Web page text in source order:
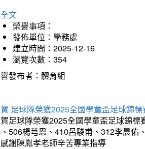
文
榮譽事項：
發佈單位：學務處
建立時間：2025-12-16
瀏覽次數：354
發布者：體育組
足球隊榮獲2025全國學童盃足球錦
足球隊榮獲2025全國學童盃足球錦
506楊芎恩、410呂駿甫、312李晨佑
謝陳胤孝老師辛苦專業指導